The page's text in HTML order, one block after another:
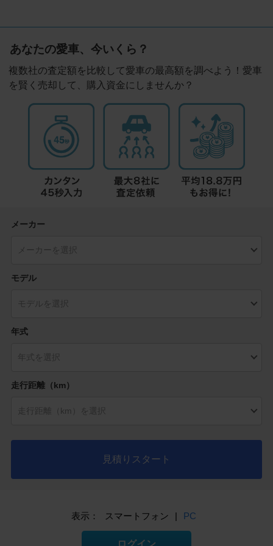
あなたの愛車、今いくら？
複数社の査定額を比較して愛車の最高額を調べよう！愛車
を賢く売却して、購入資金にしませんか？
メーカー
モデル
年式
走行距離（km）
見積りスタート
表示： スマートフォン PC